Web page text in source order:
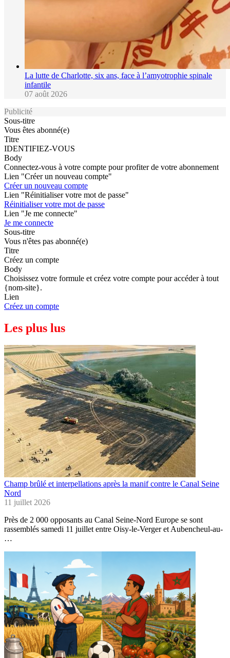
La lutte de Charlotte, six ans, face à l’amyotrophie spinale
infantile
07 août 2026
Publicité
Sous-titre
Vous êtes abonné(e)
Titre
IDENTIFIEZ-VOUS
Body
Connectez-vous à votre compte pour profiter de votre abonnement
Lien "Créer un nouveau compte"
Créer un nouveau compte
Lien "Réinitialiser votre mot de passe"
Réinitialiser votre mot de passe
Lien "Je me connecte"
Je me connecte
Sous-titre
Vous n'êtes pas abonné(e)
Titre
Créez un compte
Body
Choisissez votre formule et créez votre compte pour accéder à tout
{nom-site}.
Lien
Créez un compte
Les plus lus
Champ brûlé et interpellations après la manif contre le Canal Seine
Nord
11 juillet 2026
Près de 2 000 opposants au Canal Seine-Nord Europe se sont
rassemblés samedi 11 juillet entre Oisy-le-Verger et Aubencheul-au-
…